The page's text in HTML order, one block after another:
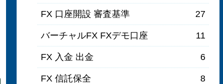
FX 口座開設 審査基準 27
バーチャルFX FXデモ口座 11
FX 入金 出金 6
FX 信託保全 8